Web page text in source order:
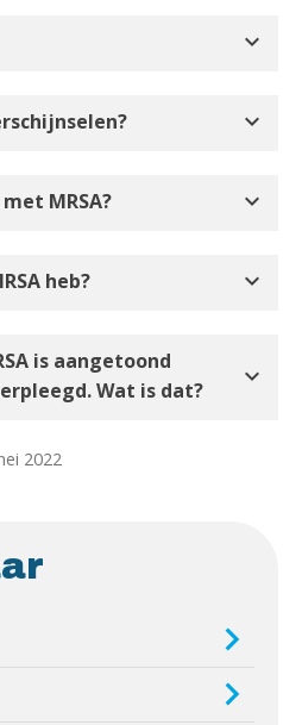
expand_more
expand_more
MRSA? expand_more
heb? expand_more
is aangetoond
Wat is dat?
expand_more
2022